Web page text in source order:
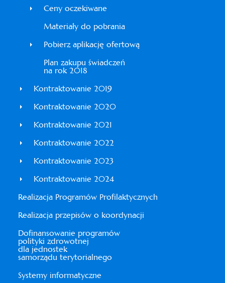
Ceny oczekiwane
Materiały do pobrania
Pobierz aplikację ofertową
Plan zakupu świadczeń
na rok 2018
Kontraktowanie 2019
Kontraktowanie 2020
Kontraktowanie 2021
Kontraktowanie 2022
Kontraktowanie 2023
Kontraktowanie 2024
Realizacja Programów Profilaktycznych
Realizacja przepisów o koordynacji
Dofinansowanie programów
polityki zdrowotnej
dla jednostek
samorządu terytorialnego
Systemy informatyczne